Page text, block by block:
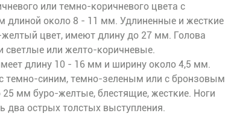
или темно-коричневого цвета с
длиной около 8 - 11 мм. Удлиненные и жесткие
цвет, имеют длину до 27 мм. Голова
светлые или желто-коричневые.
длину 10 - 16 мм и ширину около 4,5 мм.
темно-синим, темно-зеленым или с бронзовым
мм буро-желтые, блестящие, жесткие. Ноги
два острых толстых выступления.